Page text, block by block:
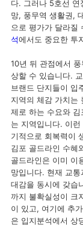
다. 그러나 5호선 연
망, 풍무역 생활권,
으로 평가가 달라질
석에서도 중요한 투
10년 뒤 관점에서
상할 수 있습니다.
브랜드 단지들이 입
지역의 체감 가치는
제로 하는 수요와
는 지역입니다. 이
기적으로 회복력이
김포 골드라인 수혜
골드라인은 이미 이
망입니다. 현재 교
대감을 동시에 갖습
까지 불확실성이 크
이 있고, 여기에 추
은 입지분석에서 상